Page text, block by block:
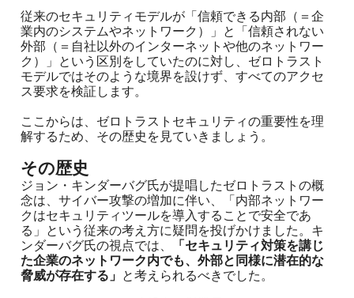
従来のセキュリティモデルが「信頼できる内部（＝企
業内のシステムやネットワーク）」と「信頼されない
外部（＝自社以外のインターネットや他のネットワー
ク）」という区別をしていたのに対し、ゼロトラスト
モデルではそのような境界を設けず、すべてのアクセ
ス要求を検証します。
ここからは、ゼロトラストセキュリティの重要性を理
解するため、その歴史を見ていきましょう。
その歴史
ジョン・キンダーバグ氏が提唱したゼロトラストの概
念は、サイバー攻撃の増加に伴い、「内部ネットワー
クはセキュリティツールを導入することで安全であ
る」という従来の考え方に疑問を投げかけました。キ
ンダーバグ氏の視点では、
「セキュリティ対策を講じ
た企業のネットワーク内でも、外部と同様に潜在的な
脅威が存在する」 と考えられるべきでした。